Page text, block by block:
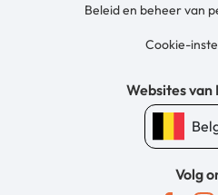
Beleid en beheer van
Cookie-
Websites van
Volg